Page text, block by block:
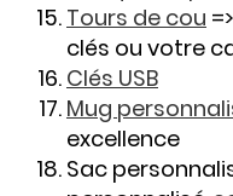
Tours de cou
clés ou votre
Clés USB
Mug
excellence
Sac